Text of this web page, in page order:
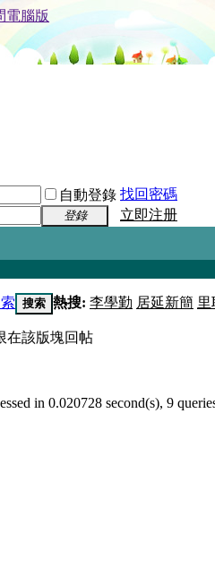
電腦版
自動登錄 找回密碼
登錄
立即注册
搜索 熱搜: 李學勤 居延新簡 里
在該版塊回帖
in 0.020728 second(s), 9